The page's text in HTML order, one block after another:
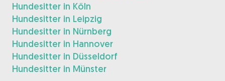
Hundesitter in Köln
Hundesitter in Leipzig
Hundesitter in Nürnberg
Hundesitter in Hannover
Hundesitter in Düsseldorf
Hundesitter in Münster